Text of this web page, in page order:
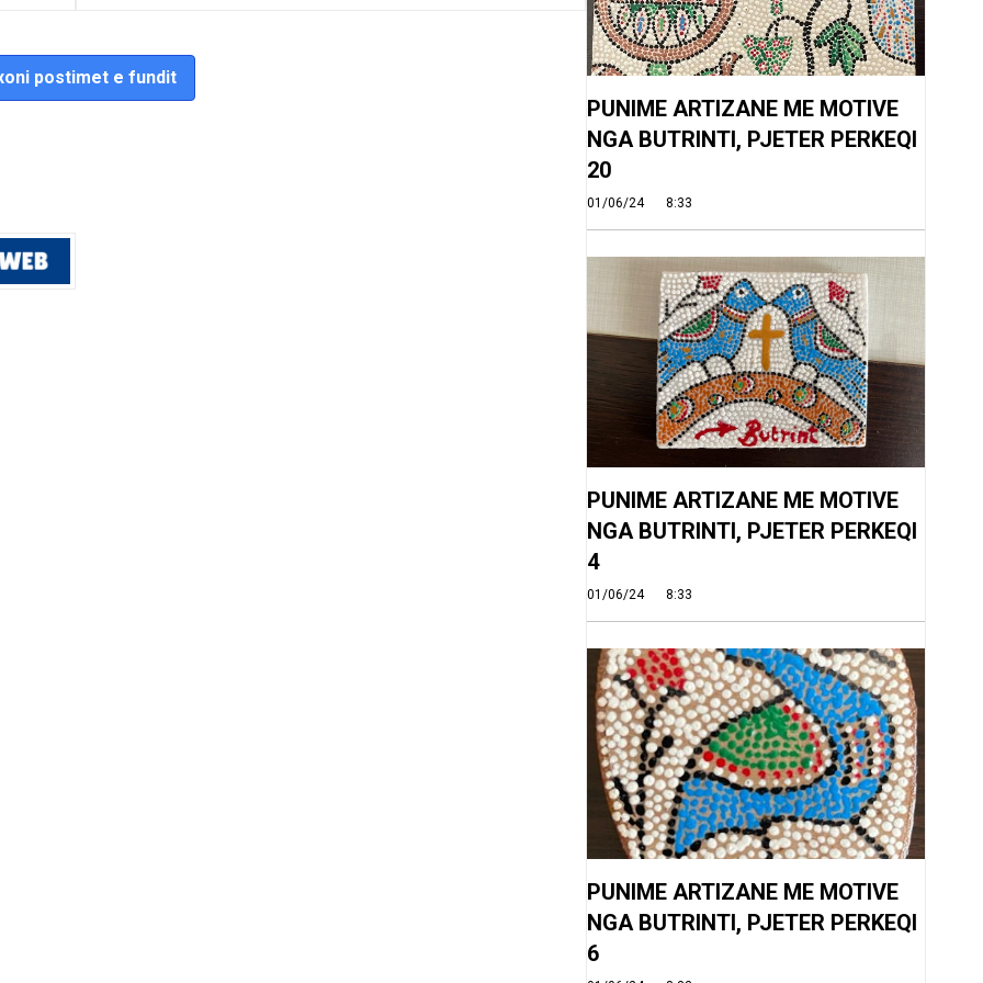
postimet e fundit
PUNIME ARTIZANE ME MOTIVE
NGA BUTRINTI, PJETER PERKEQI
20
01/06/24 8:33
PUNIME ARTIZANE ME MOTIVE
NGA BUTRINTI, PJETER PERKEQI
4
01/06/24 8:33
PUNIME ARTIZANE ME MOTIVE
NGA BUTRINTI, PJETER PERKEQI
6